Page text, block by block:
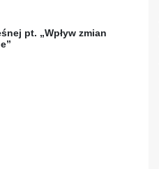
pt. „Wpływ zmian